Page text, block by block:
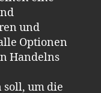
und
Optionen
Handelns
soll, um die